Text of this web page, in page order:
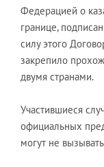
Федерацией о
границе,
силу этого
закрепило
двумя странами.
Участившиеся
официальных
могут не